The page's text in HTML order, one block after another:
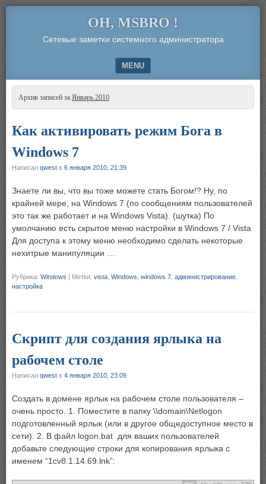
OH, MSBRO !
Сетевые заметки системного администратора
MENU
SKIP TO CONTENT
Архив записей за Январь 2010
Как активировать режим Бога в
Windows 7
Написал qwest в 6 января 2010, 21:39
Знаете ли вы, что вы тоже можете стать Богом!? Ну, по
крайней мере, на Windows 7 (по сообщениям пользователей
это так же работает и на Windows Vista). (шутка) По
умолчанию есть скрытое меню настройки в Windows 7 / Vista
Для доступа к этому меню необходимо сделать некоторые
нехитрые манипуляции …
Рубрика: Windows | Метки: vista Windows windows 7 администрирование
настройка
Скрипт для создания ярлыка на
рабочем столе
Написал qwest в 4 января 2010, 23:09
Создать в домене ярлык на рабочем столе пользователя –
очень просто. 1. Поместите в папку \\domain\Netlogon
подготовленный ярлык (или в другое общедоступное место в
сети). 2. В файл logon.bat для ваших пользователей
добавьте следующие строки для копирования ярлыка с
именем “1cv8.1.14.69.lnk”: